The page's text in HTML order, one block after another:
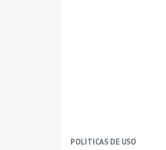
POLITICAS DE USO